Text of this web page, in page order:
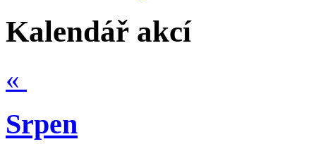
Kalendář akcí
«
Srpen